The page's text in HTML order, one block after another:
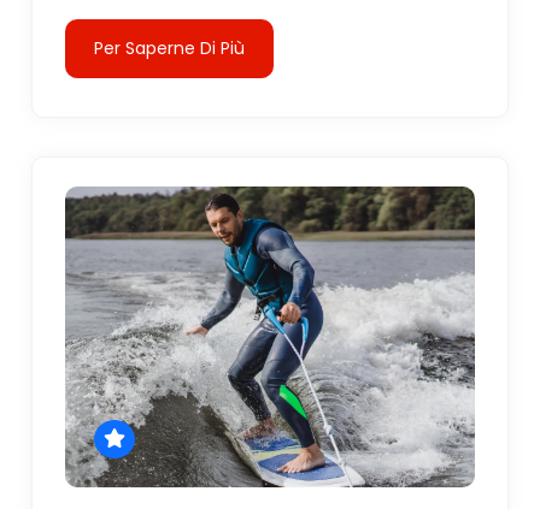
Per Saperne Di Più